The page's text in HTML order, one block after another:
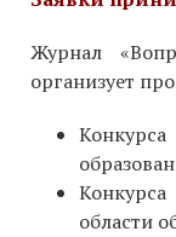
Журнал
организует
области